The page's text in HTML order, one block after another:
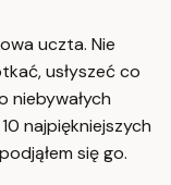
uczta. Nie
usłyszeć co
niebywałych
najpiękniejszych
się go.